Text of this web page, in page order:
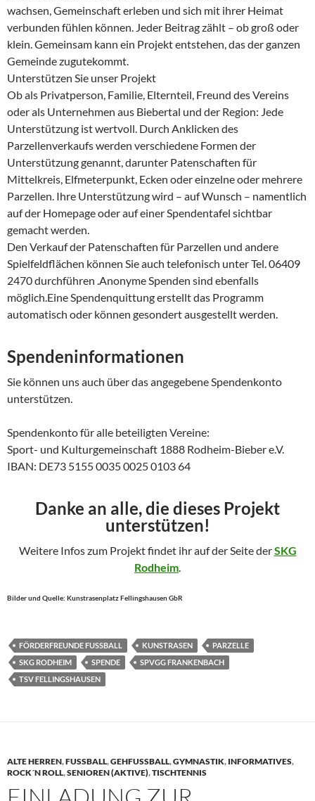
wachsen, Gemeinschaft erleben und sich mit ihrer Heimat
verbunden fühlen können. Jeder Beitrag zählt – ob groß oder
klein. Gemeinsam kann ein Projekt entstehen, das der ganzen
Gemeinde zugutekommt.
Unterstützen Sie unser Projekt
Ob als Privatperson, Familie, Elternteil, Freund des Vereins
oder als Unternehmen aus Biebertal und der Region: Jede
Unterstützung ist wertvoll. Durch Anklicken des
Parzellenverkaufs werden verschiedene Formen der
Unterstützung genannt, darunter Patenschaften für
Mittelkreis, Elfmeterpunkt, Ecken oder einzelne oder mehrere
Parzellen. Ihre Unterstützung wird – auf Wunsch – namentlich
auf der Homepage oder auf einer Spendentafel sichtbar
gemacht werden.
Den Verkauf der Patenschaften für Parzellen und andere
Spielfeldflächen können Sie auch telefonisch unter Tel. 06409
2470 durchführen .Anonyme Spenden sind ebenfalls
möglich.Eine Spendenquittung erstellt das Programm
automatisch oder können gesondert ausgestellt werden.
Spendeninformationen
Sie können uns auch über das angegebene Spendenkonto
unterstützen.
Spendenkonto für alle beteiligten Vereine:
Sport- und Kulturgemeinschaft 1888 Rodheim-Bieber e.V.
IBAN: DE73 5155 0035 0025 0103 64
Danke an alle, die dieses Projekt
unterstützen!
Weitere Infos zum Projekt findet ihr auf der Seite derSKG
Rodheim.
Bilder und Quelle: Kunstrasenplatz Fellingshausen GbR
FÖRDERFREUNDE FUSSBALL KUNSTRASEN
PARZELLE
SKG RODHEIM
SPENDE
SPVGG FRANKENBACH
TSV FELLINGSHAUSEN
ALTE HERREN,FUSSBALL ,GEHFUSSBALL,GYMNASTIK, INFORMATIVES,
ROCK´N ROLL,SENIOREN (AKTIVE),TISCHTENNIS